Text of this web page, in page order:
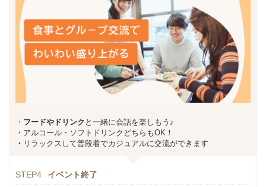
・ フードやドリンク と一緒に会話を楽しもう♪
・アルコール・ソフトドリンクどちらもOK！
・ リラックスして普段着でカジュアルに交流ができます
STEP4 イベント終了